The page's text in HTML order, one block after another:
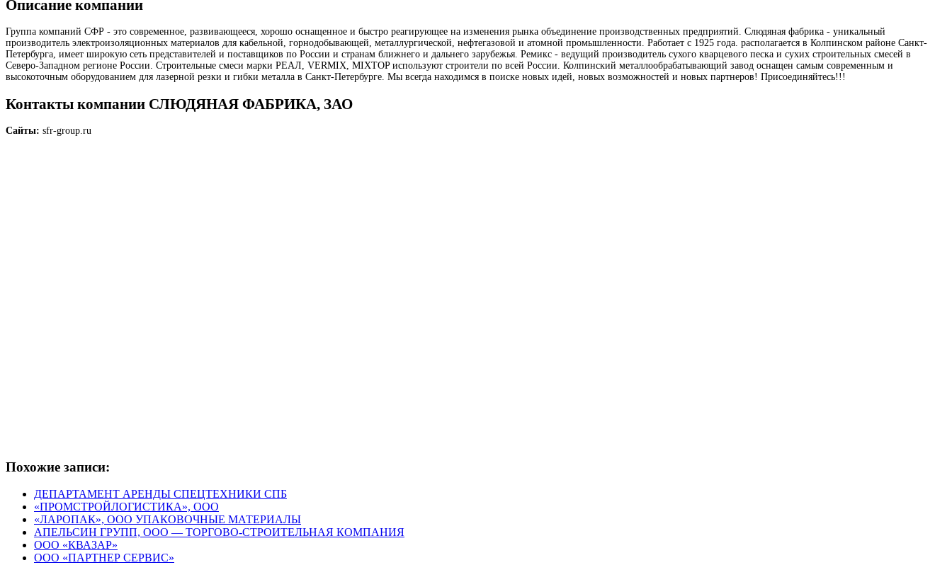
Описание компании
Группа компаний СФР - это современное, развивающееся, хорошо оснащенное и быстро реагирующее на изменения рынка объединение производственных предприятий. Слюдяная фабрика - уникальный
производитель электроизоляционных материалов для кабельной, горнодобывающей, металлургической, нефтегазовой и атомной промышленности. Работает с 1925 года. располагается в Колпинском районе Санкт-
Петербурга, имеет широкую сеть представителей и поставщиков по России и странам ближнего и дальнего зарубежья. Ремикс - ведущий производитель сухого кварцевого песка и сухих строительных смесей в
Северо-Западном регионе России. Строительные смеси марки РЕАЛ, VERMIX, MIXTOP используют строители по всей России. Колпинский металлообрабатывающий завод оснащен самым современным и
высокоточным оборудованием для лазерной резки и гибки металла в Санкт-Петербурге. Мы всегда находимся в поиске новых идей, новых возможностей и новых партнеров! Присоединяйтесь!!!
Контакты компании СЛЮДЯНАЯ ФАБРИКА, ЗАО
Сайты: sfr-group.ru
Похожие записи:
ДЕПАРТАМЕНТ АРЕНДЫ СПЕЦТЕХНИКИ СПБ
«ПРОМСТРОЙЛОГИСТИКА», ООО
«ЛАРОПАК», ООО УПАКОВОЧНЫЕ МАТЕРИАЛЫ
АПЕЛЬСИН ГРУПП, ООО — ТОРГОВО-СТРОИТЕЛЬНАЯ КОМПАНИЯ
ООО «КВАЗАР»
ООО «ПАРТНЕР СЕРВИС»